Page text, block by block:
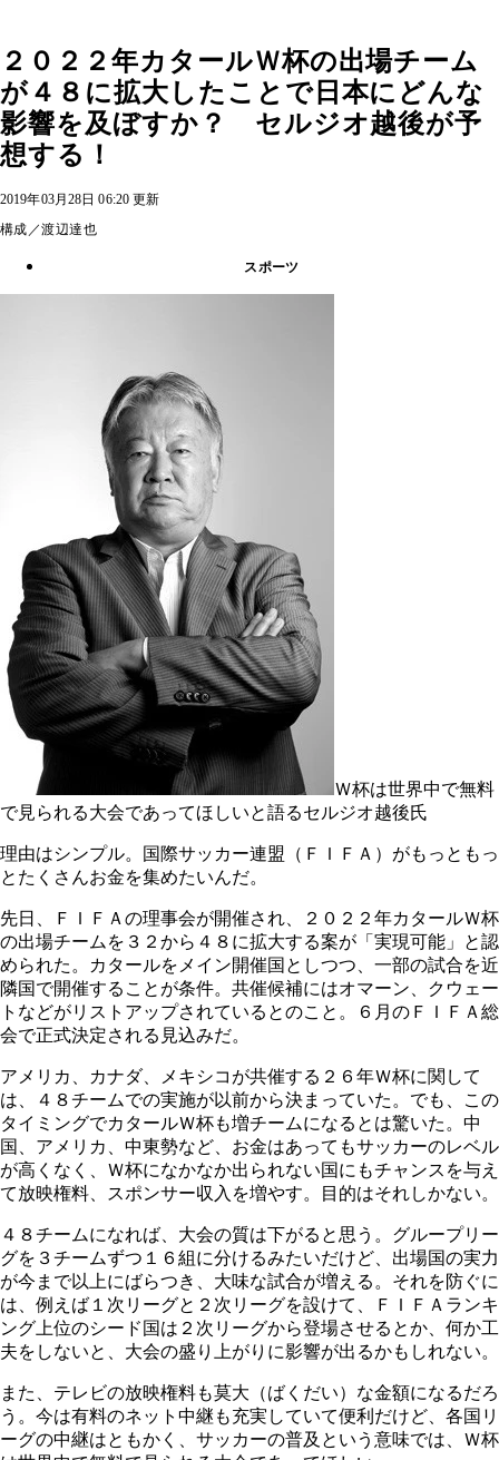
２０２２年カタールＷ杯の出場チーム
が４８に拡大したことで日本にどんな
影響を及ぼすか？ セルジオ越後が予
想する！
2019年03月28日 06:20 更新
構成／渡辺達也
スポーツ
Ｗ杯は世界中で無料
で見られる大会であってほしいと語るセルジオ越後氏
理由はシンプル。国際サッカー連盟（ＦＩＦＡ）がもっともっ
とたくさんお金を集めたいんだ。
先日、ＦＩＦＡの理事会が開催され、２０２２年カタールＷ杯
の出場チームを３２から４８に拡大する案が「実現可能」と認
められた。カタールをメイン開催国としつつ、一部の試合を近
隣国で開催することが条件。共催候補にはオマーン、クウェー
トなどがリストアップされているとのこと。６月のＦＩＦＡ総
会で正式決定される見込みだ。
アメリカ、カナダ、メキシコが共催する２６年Ｗ杯に関して
は、４８チームでの実施が以前から決まっていた。でも、この
タイミングでカタールＷ杯も増チームになるとは驚いた。中
国、アメリカ、中東勢など、お金はあってもサッカーのレベル
が高くなく、Ｗ杯になかなか出られない国にもチャンスを与え
て放映権料、スポンサー収入を増やす。目的はそれしかない。
４８チームになれば、大会の質は下がると思う。グループリー
グを３チームずつ１６組に分けるみたいだけど、出場国の実力
が今まで以上にばらつき、大味な試合が増える。それを防ぐに
は、例えば１次リーグと２次リーグを設けて、ＦＩＦＡランキ
ング上位のシード国は２次リーグから登場させるとか、何か工
夫をしないと、大会の盛り上がりに影響が出るかもしれない。
また、テレビの放映権料も莫大（ばくだい）な金額になるだろ
う。今は有料のネット中継も充実していて便利だけど、各国リ
ーグの中継はともかく、サッカーの普及という意味では、Ｗ杯